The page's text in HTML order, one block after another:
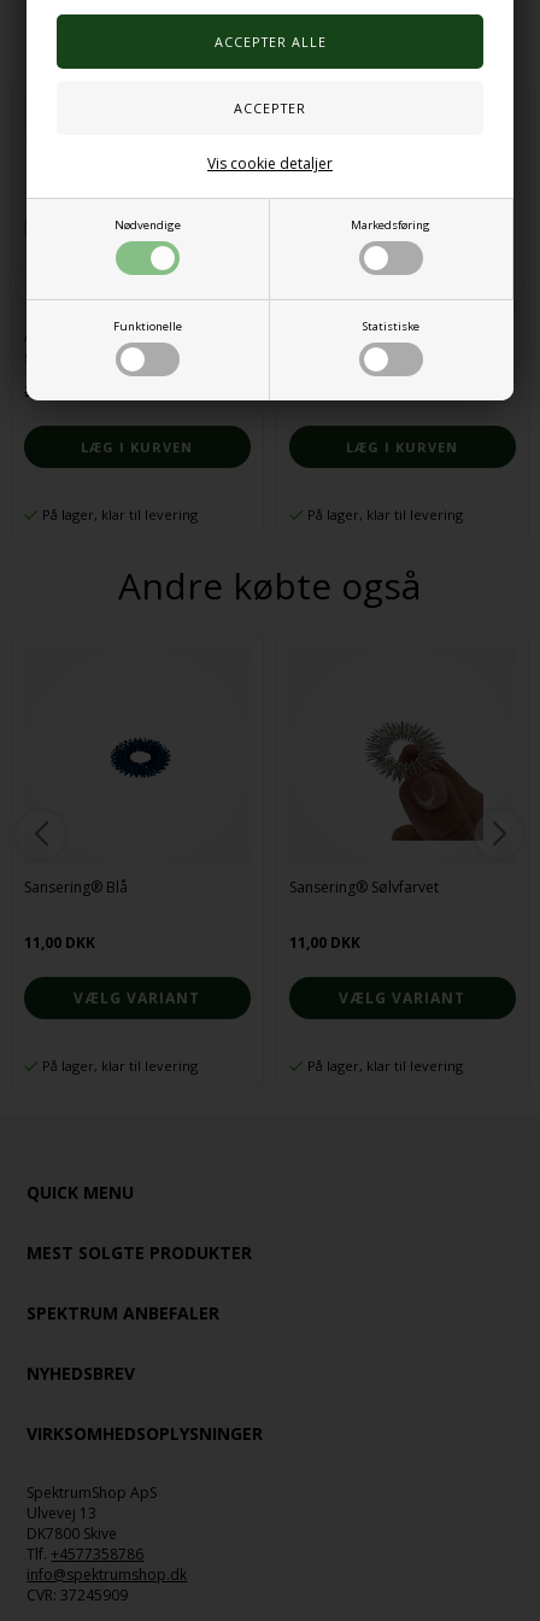
Nødvendige Markedsføring
Funktionelle Statistiske
Vis cookie detaljer
Alternative produkter
Anti-stress bold med glimmer – 1
stk.
31,00
På lager, klar til levering
Stressbold smiley
På lager, klar til levering
Andre købte også
Sansering® Blå
11,00 DKK
VÆLG VARIANT
På lager, klar til levering
Sansering® Sølvfarvet
11,00 DKK
VÆLG VARIANT
På lager, klar til levering
QUICK MENU
MEST SOLGTE PRODUKTER
SPEKTRUM ANBEFALER
NYHEDSBREV
VIRKSOMHEDSOPLYSNINGER
SpektrumShop ApS
Ulvevej 13
DK7800 Skive
Tlf. +4577358786
info@spektrumshop.dk
CVR: 37245909